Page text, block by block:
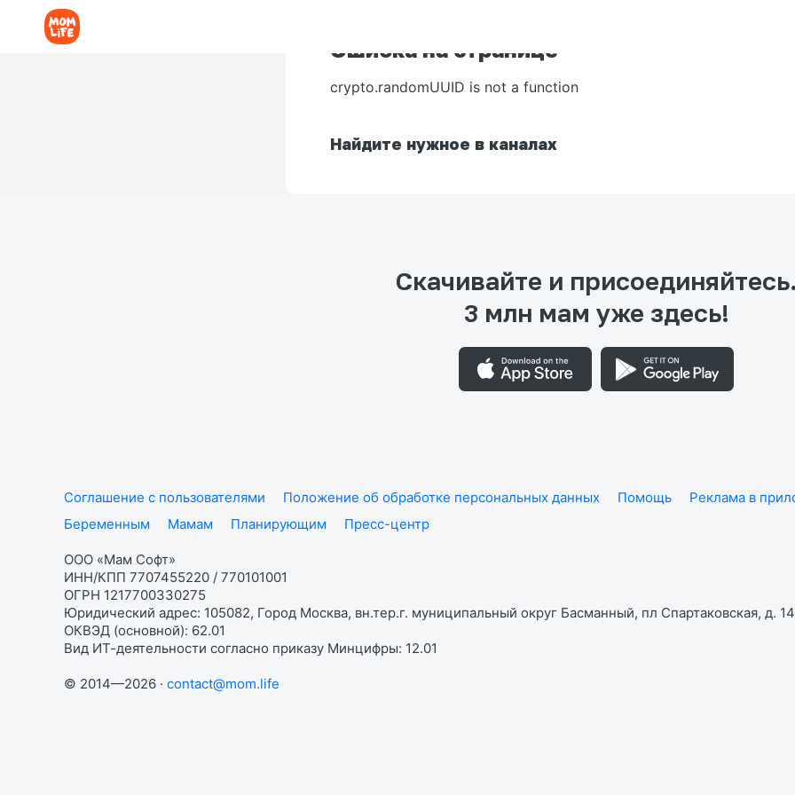
Ошибка на странице
crypto.randomUUID is not a function
Найдите нужное в каналах
Скачивайте и присоединяйтесь.
3 млн мам уже здесь!
Соглашение с пользователями Положение об обработке персональных данных Помощь Реклама в
Беременным
Мамам Планирующим Пресс-центр
ООО «Мам Софт»
ИНН/КПП 7707455220 / 770101001
ОГРН 1217700330275
Юридический адрес: 105082, Город Москва, вн.тер.г. муниципальный округ Басманный, пл Спартаковская, д.
ОКВЭД (основной): 62.01
Вид ИТ-деятельности согласно приказу Минцифры: 12.01
© 2014—2026 · contact@mom.life